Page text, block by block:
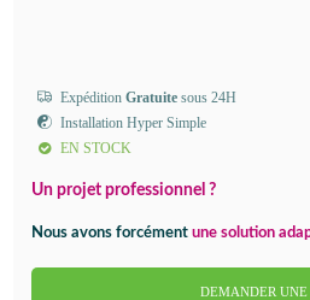
Expédition Gratuite sous 24H
Installation Hyper Simple
EN STOCK
Un projet professionnel ?
Nous avons forcément une solution
DEMANDER UNE